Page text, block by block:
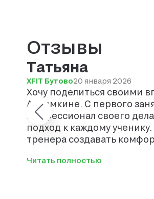
Отзывы
Татьяна
XFIT Бутово20 января 2026
Хочу поделиться своими
Абрамкине. С первого
профессионал своего
подход к каждому ученику. Что мне особенно понравилось — это умение
тренера создавать
даже те, кто боится воды,
Читать полностью